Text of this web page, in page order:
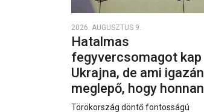
2026. AUGUSZTUS 9.
Hatalmas
fegyvercsomagot kap
Ukrajna, de ami igazán
meglepő, hogy honnan
Törökország döntő fontosságú